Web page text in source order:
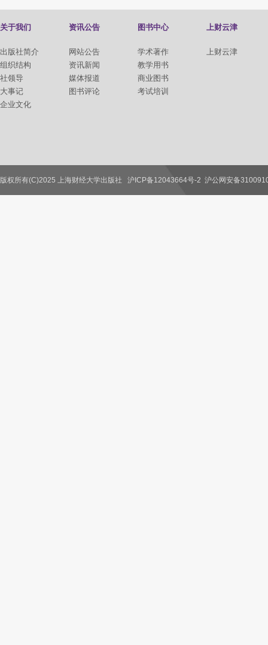
关于我们
出版社简介
组织结构
社领导
大事记
企业文化
资讯公告
网站公告
资讯新闻
媒体报道
图书评论
图书中心
学术著作
教学用书
商业图书
考试培训
上财云津
上财云津
联系我们
版权所有(C)2025 上海财经大学出版社 沪ICP备12043664号-2 沪公网安备